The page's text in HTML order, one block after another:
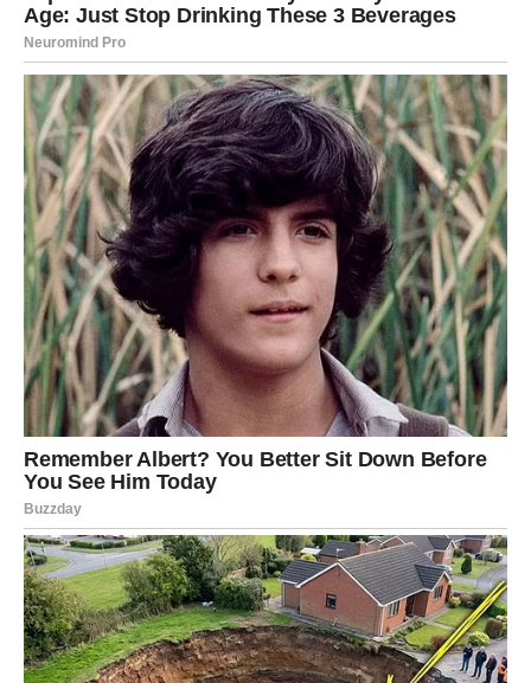
Na poslovnom planu dolazi prilika koju ne biste trebali
odbiti.
Sve se mijenja veoma brzo
Sudbina vam sada otvara vrata koja su dugo bila
zatvorena.
RAK
Emocije vam postaju mnogo snažnije nego ranije, ali ovog
puta donose sreću i osjećaj sigurnosti.
Ako ste slobodni, moguće je poznanstvo koje djeluje kao
da je zapisano sudbinom. Zauzeti Rakovi uživaće u
mnogo toplijem odnosu sa partnerom.
Ljubav liječi stare rane
Pred vama su trenuci koji vraćaju vjeru u iskrene emocije.